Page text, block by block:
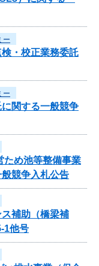
ー
・校正業務委託
ー
関する一般競争
ため池等整備事業
競争入札公告
補助（橋梁補
1他号